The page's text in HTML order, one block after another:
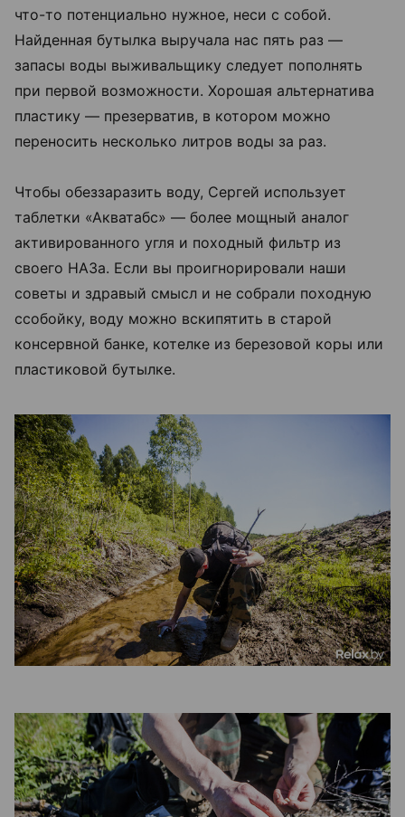
что-то потенциально нужное, неси с собой.
Найденная бутылка выручала нас пять раз —
запасы воды выживальщику следует пополнять
при первой возможности. Хорошая альтернатива
пластику — презерватив, в котором можно
переносить несколько литров воды за раз.
Чтобы обеззаразить воду, Сергей использует
таблетки «Акватабс» — более мощный аналог
активированного угля и походный фильтр из
своего НАЗа. Если вы проигнорировали наши
советы и здравый смысл и не собрали походную
ссобойку, воду можно вскипятить в старой
консервной банке, котелке из березовой коры или
пластиковой бутылке.